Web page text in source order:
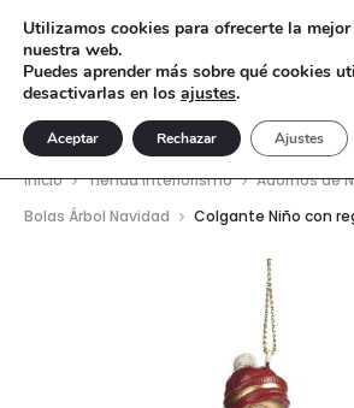
Inicio Tienda interiorismo
Adornos de
Bolas Árbol Navidad
Colgante Niño con
Utilizamos cookies para ofrecerte la mejor
nuestra web.
Puedes aprender más sobre qué cookies
desactivarlas en los ajustes.
Aceptar Rechazar Ajustes